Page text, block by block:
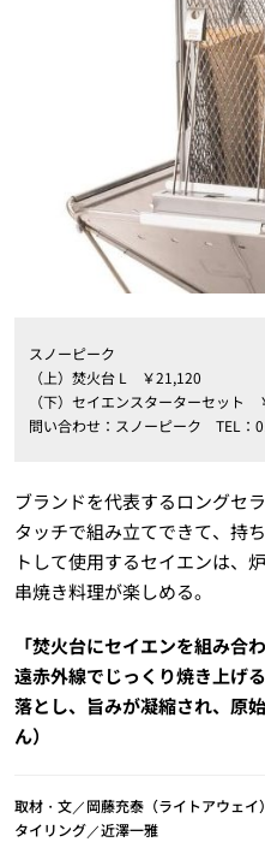
スノーピーク
（上）焚火台 L ￥21,120
（下）セイエンスターターセット
問い合わせ：スノーピーク TEL：
ブランドを代表するロングセ
タッチで組み立てできて、持
トして使用するセイエンは、
串焼き料理が楽しめる。
「焚火台にセイエンを組み合
遠赤外線でじっくり焼き上げ
落とし、旨みが凝縮され、原
ん）
取材・文／岡藤充泰（ライトアウェ
タイリング／近澤一雅